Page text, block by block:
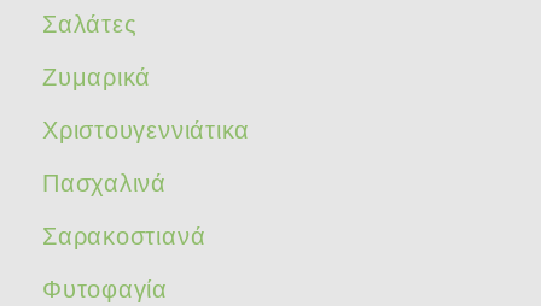
Σαλάτες
Ζυμαρικά
Χριστουγεννιάτικα
Πασχαλινά
Σαρακοστιανά
Φυτοφαγία